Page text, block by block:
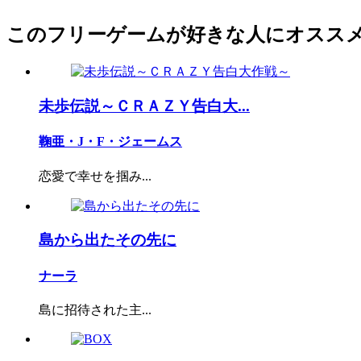
このフリーゲームが好きな人にオスス
未歩伝説～ＣＲＡＺＹ告白大...
鞠亜・J・F・ジェームス
恋愛で幸せを掴み...
島から出たその先に
ナーラ
島に招待された主...